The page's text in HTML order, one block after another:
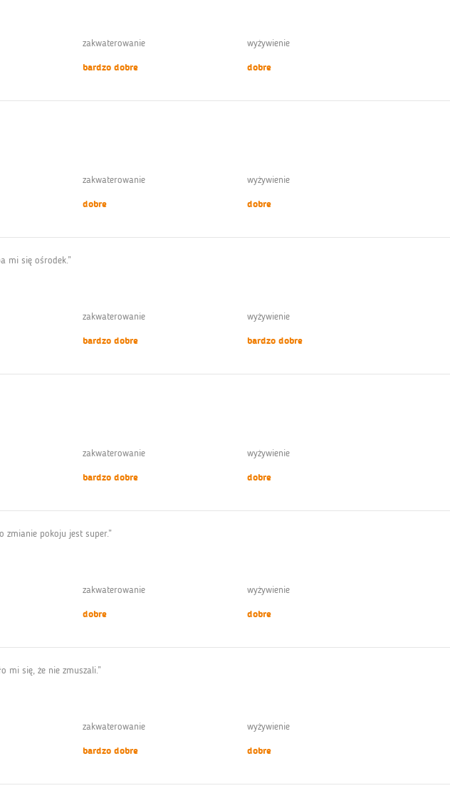
zakwaterowanie
bardzo dobre
wyżywienie
dobre
zakwaterowanie
dobre
wyżywienie
dobre
mi się ośrodek.”
zakwaterowanie
bardzo dobre
wyżywienie
bardzo dobre
zakwaterowanie
bardzo dobre
wyżywienie
dobre
zmianie pokoju jest super.”
zakwaterowanie
dobre
wyżywienie
dobre
mi się, że nie zmuszali.”
zakwaterowanie
bardzo dobre
wyżywienie
dobre